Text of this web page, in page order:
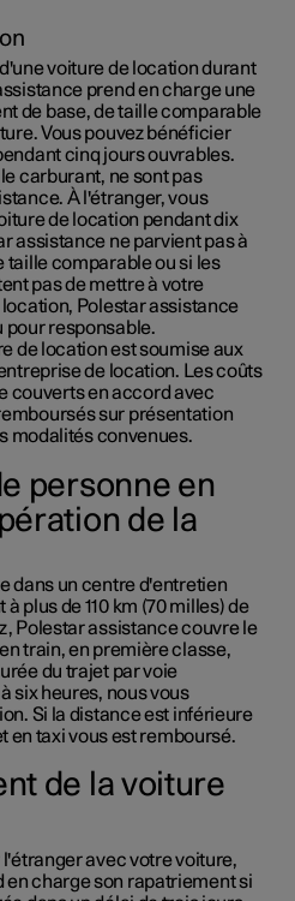
voiture de location durant
prend en charge une
de base, de taille comparable
Vous pouvez bénéficier
cinq jours ouvrables.
carburant, ne sont pas
À l'étranger, vous
de location pendant dix
assistance ne parvient pas à
taille comparable ou si les
pas de mettre à votre
Polestar assistance
pour responsable.
de location est soumise aux
de location. Les coûts
couverts en accord avec
sur présentation
modalités convenues.
personne en
de la
dans un centre d'entretien
à plus de110 km (70 milles) de
Polestar assistance couvre le
train, en première classe,
du trajet par voie
six heures, nous vous
Si la distance est inférieure
en taxi vous est remboursé.
de la voiture
avec votre voiture,
en charge son rapatriement si